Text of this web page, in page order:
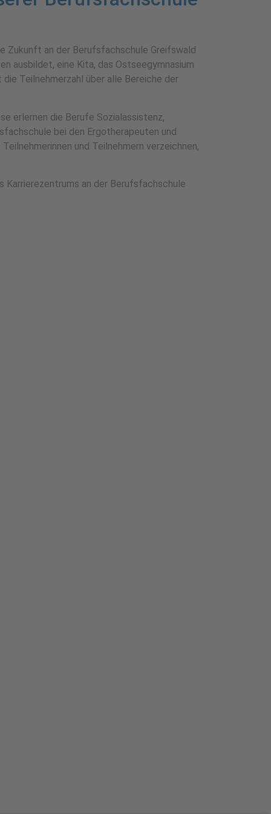
Zukunft an der Berufsfachschule Greifswald
ausbildet, eine Kita, das Ostseegymnasium
Teilnehmerzahl über alle Bereiche der
erlernen die Berufe Sozialassistenz,
bei den Ergotherapeu­ten und
und Teilnehmern verzeichnen,
Karrierezentrums an der Berufsfachschule